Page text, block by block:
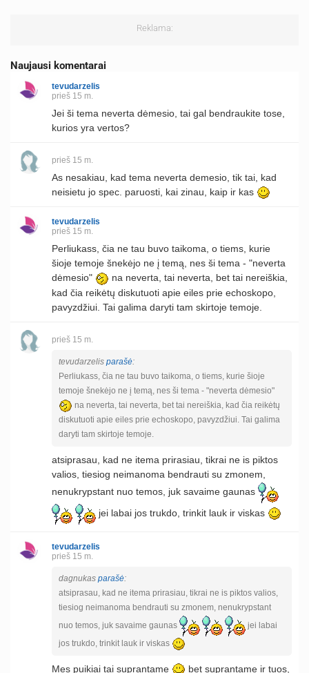
Reklama:
Naujausi komentarai
tevudarzelis
prieš 15 m.
Jei ši tema neverta dėmesio, tai gal bendraukite tose,
kurios yra vertos?
prieš 15 m.
As nesakiau, kad tema neverta demesio, tik tai, kad
neisietu jo spec. paruosti, kai zinau, kaip ir kas
tevudarzelis
prieš 15 m.
Perliukass, čia ne tau buvo taikoma, o tiems, kurie
šioje temoje šnekėjo ne į temą, nes ši tema - "neverta
dėmesio"
na neverta, tai neverta, bet tai nereiškia,
kad čia reikėtų diskutuoti apie eiles prie echoskopo,
pavyzdžiui. Tai galima daryti tam skirtoje temoje.
prieš 15 m.
tevudarzelis parašė:
Perliukass, čia ne tau buvo taikoma, o tiems, kurie šioje
temoje šnekėjo ne į temą, nes ši tema - "neverta dėmesio"
na neverta, tai neverta, bet tai nereiškia, kad čia reikėtų
diskutuoti apie eiles prie echoskopo, pavyzdžiui. Tai galima
daryti tam skirtoje temoje.
atsiprasau, kad ne itema prirasiau, tikrai ne is piktos
valios, tiesiog neimanoma bendrauti su zmonem,
nenukrypstant nuo temos, juk savaime gaunas
jei labai jos trukdo, trinkit lauk ir viskas
tevudarzelis
prieš 15 m.
dagnukas parašė:
atsiprasau, kad ne itema prirasiau, tikrai ne is piktos valios,
tiesiog neimanoma bendrauti su zmonem, nenukrypstant
nuo temos, juk savaime gaunas
jei labai
jos trukdo, trinkit lauk ir viskas
Mes puikiai tai suprantame bet suprantame ir tuos,